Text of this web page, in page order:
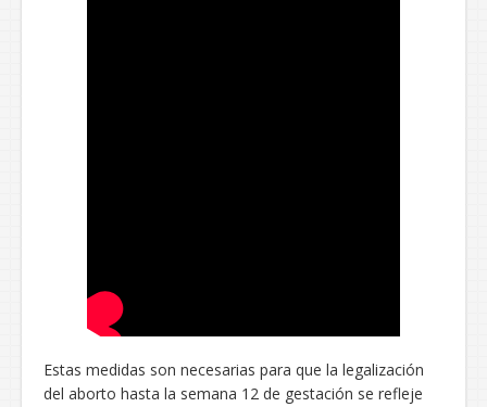
Estas medidas son necesarias para que la legalización
del aborto hasta la semana 12 de gestación se refleje